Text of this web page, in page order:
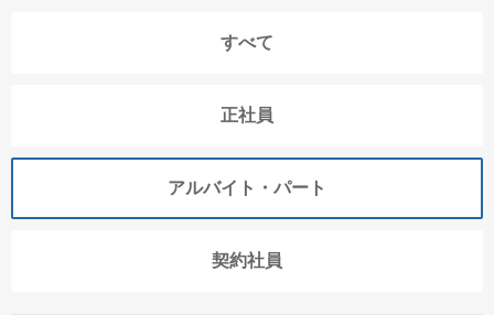
すべて
正社員
アルバイト・パート
契約社員